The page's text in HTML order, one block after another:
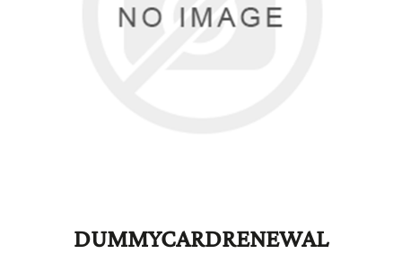
DUMMYCARDRENEWAL